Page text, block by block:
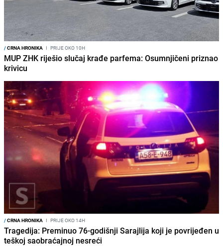
/CRNA HRONIKA I PRIJE OKO 10H
MUP ZHK riješio slučaj krađe parfema: Osumnjičeni priznao
krivicu
/CRNA HRONIKA I PRIJE OKO 14H
Tragedija: Preminuo 76-godišnji Sarajlija koji je povrijeđen u
teškoj saobraćajnoj nesreći